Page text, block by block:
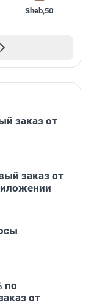
Sheb,50
заказ от
заказ от
по
от